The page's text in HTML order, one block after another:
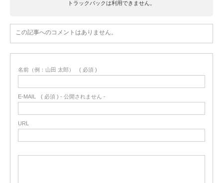
トラックバックは利用できません。
この記事へのコメントはありません。
名前（例：山田 太郎） ( 必須 )
E-MAIL ( 必須 ) - 公開されません -
URL